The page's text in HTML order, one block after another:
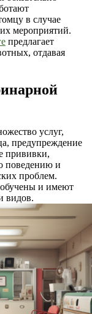
в случае
мероприятий.
предлагает
отдавая
услуг,
предупреждение
прививки,
поведению и
проблем.
и имеют
видов.